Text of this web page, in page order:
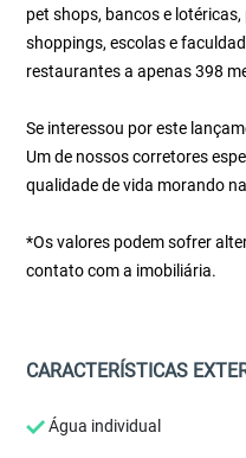
pet shops, bancos e
shoppings, escolas e
restaurantes a apenas 398
Se interessou por este
Um de nossos corretores
qualidade de vida morando
*Os valores podem sofrer
contato com a imobiliária.
CARACTERÍSTICAS
Água individual